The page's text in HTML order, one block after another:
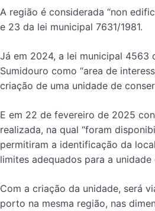
A região é considerada “non
e 23 da lei municipal 7631/1981.
Já em 2024, a lei municipal 4563
Sumidouro como “area de
criação de uma unidade de
E em 22 de fevereiro de 2025
realizada, na qual “foram
permitiram a identificação da
limites adequados para a unidade
Com a criação da unidade, será
porto na mesma região, nas